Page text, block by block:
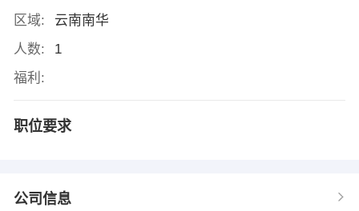
区域:
云南南华
人数:
1
福利:
职位要求
公司信息